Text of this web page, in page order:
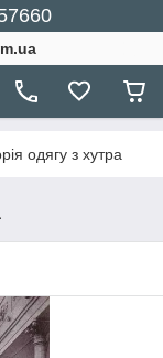
одягу з хутра